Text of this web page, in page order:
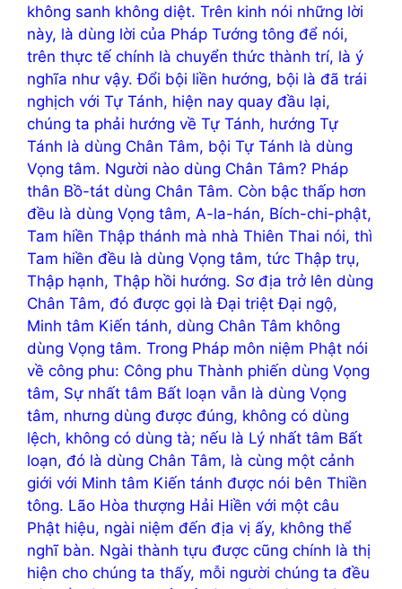
không sanh không diệt. Trên kinh nói những lời
này, là dùng lời của Pháp Tướng tông để nói,
trên thực tế chính là chuyển thức thành trí, là ý
nghĩa như vậy. Đổi bội liền hướng, bội là đã trái
nghịch với Tự Tánh, hiện nay quay đầu lại,
chúng ta phải hướng về Tự Tánh, hướng Tự
Tánh là dùng Chân Tâm, bội Tự Tánh là dùng
Vọng tâm. Người nào dùng Chân Tâm? Pháp
thân Bồ-tát dùng Chân Tâm. Còn bậc thấp hơn
đều là dùng Vọng tâm, A-la-hán, Bích-chi-phật,
Tam hiền Thập thánh mà nhà Thiên Thai nói, thì
Tam hiền đều là dùng Vọng tâm, tức Thập trụ,
Thập hạnh, Thập hồi hướng. Sơ địa trở lên dùng
Chân Tâm, đó được gọi là Đại triệt Đại ngộ,
Minh tâm Kiến tánh, dùng Chân Tâm không
dùng Vọng tâm. Trong Pháp môn niệm Phật nói
về công phu: Công phu Thành phiến dùng Vọng
tâm, Sự nhất tâm Bất loạn vẫn là dùng Vọng
tâm, nhưng dùng được đúng, không có dùng
lệch, không có dùng tà; nếu là Lý nhất tâm Bất
loạn, đó là dùng Chân Tâm, là cùng một cảnh
giới với Minh tâm Kiến tánh được nói bên Thiền
tông. Lão Hòa thượng Hải Hiền với một câu
Phật hiệu, ngài niệm đến địa vị ấy, không thể
nghĩ bàn. Ngài thành tựu được cũng chính là thị
hiện cho chúng ta thấy, mỗi người chúng ta đều